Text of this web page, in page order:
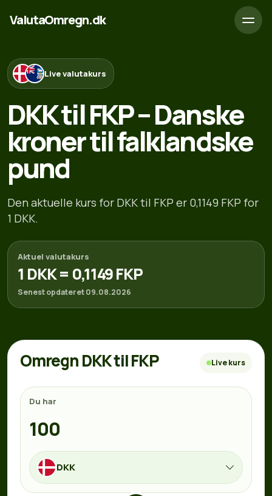
ValutaOmregn.dk
Live valutakurs
DKK til FKP – Danske
kroner til falklandske
pund
Den aktuelle kurs for DKK til FKP er 0,1149 FKP for
1 DKK.
Aktuel valutakurs
1 DKK = 0,1149 FKP
Senest opdateret 09.08.2026
Omregn DKK til FKP Live kurs
Du har
DKK